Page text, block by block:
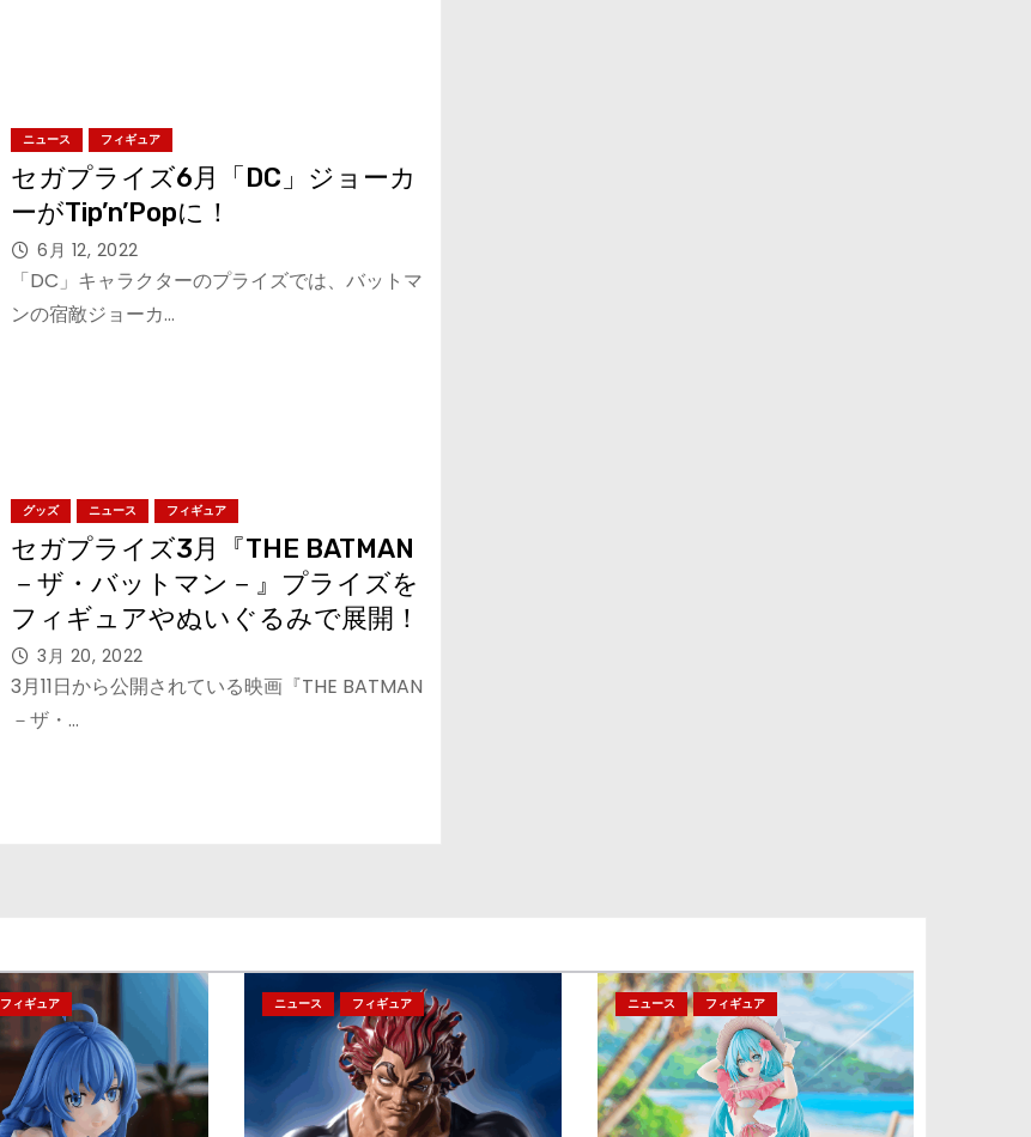
ニュース フィギュア
セガプライズ6月「DC」ジョーカ
ーがTip’n’Popに！
6月 12, 2022
「DC」キャラクターのプライズでは、バットマ
ンの宿敵ジョーカ…
グッズ ニュース フィギュア
セガプライズ3月『THE BATMAN
－ザ・バットマン－』プライズを
フィギュアやぬいぐるみで展開！
3月 20, 2022
3月11日から公開されている映画『THE BATMAN
－ザ・…
フィギュア ニュース フィギュア ニュース フィギュア